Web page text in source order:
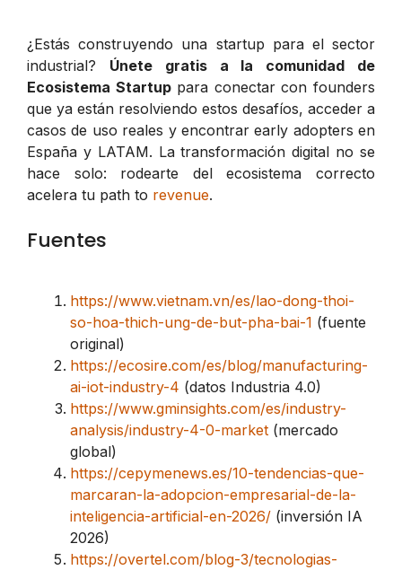
¿Estás construyendo una startup para el sector
industrial? Únete gratis a la comunidad de
Ecosistema Startuppara conectar con founders
que ya están resolviendo estos desafíos, acceder a
casos de uso reales y encontrar early adopters en
España y LATAM. La transformación digital no se
hace solo: rodearte del ecosistema correcto
acelera tu path to revenue.
Fuentes
https://www.vietnam.vn/es/lao-dong-thoi-
so-hoa-thich-ung-de-but-pha-bai-1 (fuente
original)
https://ecosire.com/es/blog/manufacturing-
ai-iot-industry-4 (datos Industria 4.0)
https://www.gminsights.com/es/industry-
analysis/industry-4-0-market (mercado
global)
https://cepymenews.es/10-tendencias-que-
marcaran-la-adopcion-empresarial-de-la-
inteligencia-artificial-en-2026/ (inversión IA
2026)
https://overtel.com/blog-3/tecnologias-